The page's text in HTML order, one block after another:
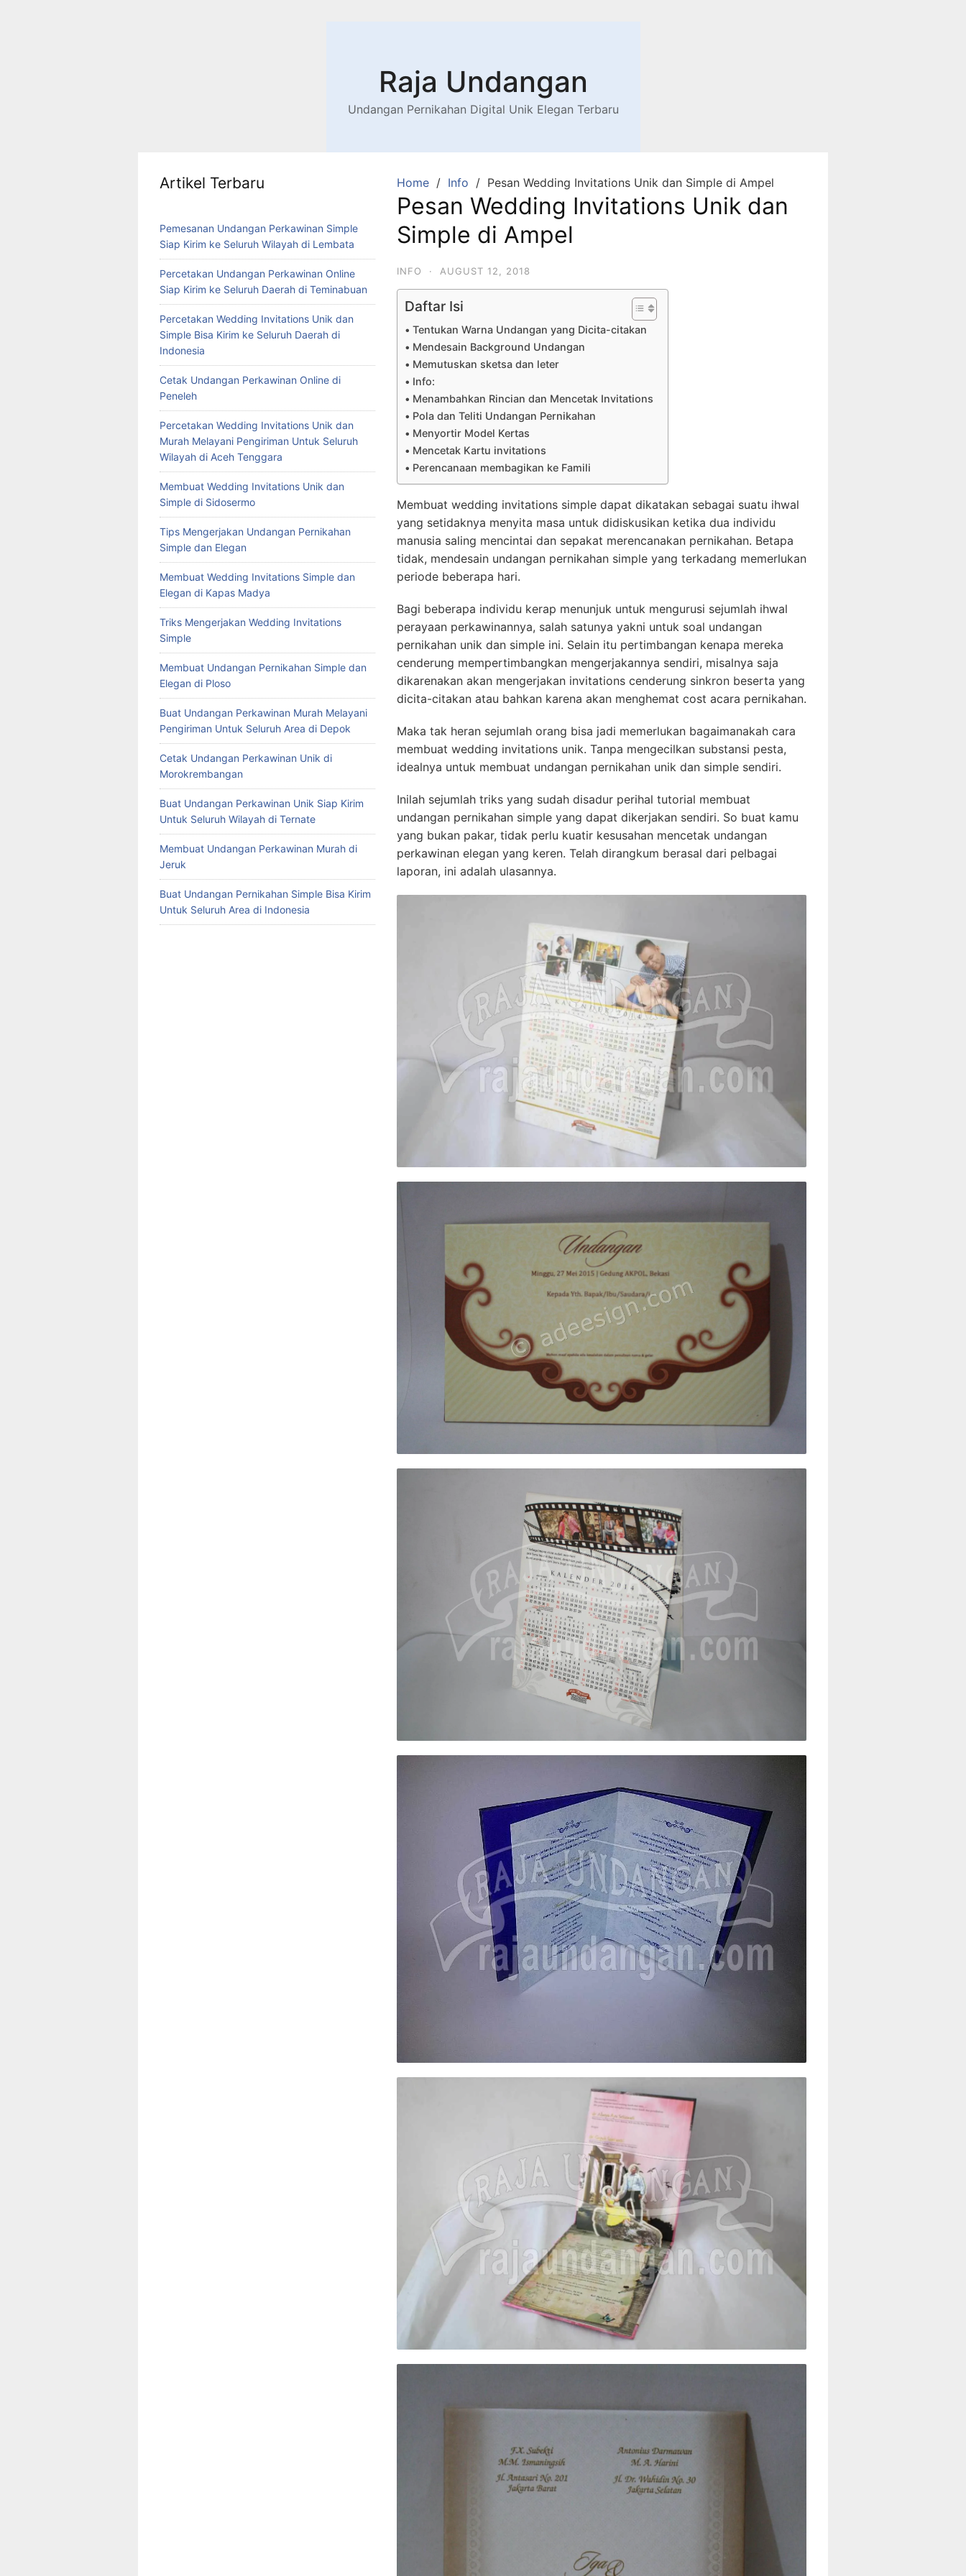
Raja Undangan
Undangan Pernikahan Digital Unik Elegan Terbaru
Home Info Pesan Wedding Invitations Unik dan Simple di Ampel
Pesan Wedding Invitations Unik dan
Simple di Ampel
INFO · AUGUST 12, 2018
Daftar Isi
Tentukan Warna Undangan yang Dicita-citakan
Mendesain Background Undangan
Memutuskan sketsa dan leter
Info:
Menambahkan Rincian dan Mencetak Invitations
Pola dan Teliti Undangan Pernikahan
Menyortir Model Kertas
Mencetak Kartu invitations
Perencanaan membagikan ke Famili
Membuat wedding invitations simple dapat dikatakan sebagai suatu ihwal
yang setidaknya menyita masa untuk didiskusikan ketika dua individu
manusia saling mencintai dan sepakat merencanakan pernikahan. Betapa
tidak, mendesain undangan pernikahan simple yang terkadang memerlukan
periode beberapa hari.
Bagi beberapa individu kerap menunjuk untuk mengurusi sejumlah ihwal
perayaan perkawinannya, salah satunya yakni untuk soal undangan
pernikahan unik dan simple ini. Selain itu pertimbangan kenapa mereka
cenderung mempertimbangkan mengerjakannya sendiri, misalnya saja
dikarenakan akan mengerjakan invitations cenderung sinkron beserta yang
dicita-citakan atau bahkan karena akan menghemat cost acara pernikahan.
Maka tak heran sejumlah orang bisa jadi memerlukan bagaimanakah cara
membuat wedding invitations unik. Tanpa mengecilkan substansi pesta,
idealnya untuk membuat undangan pernikahan unik dan simple sendiri.
Inilah sejumlah triks yang sudah disadur perihal tutorial membuat
undangan pernikahan simple yang dapat dikerjakan sendiri. So buat kamu
yang bukan pakar, tidak perlu kuatir kesusahan mencetak undangan
perkawinan elegan yang keren. Telah dirangkum berasal dari pelbagai
laporan, ini adalah ulasannya.
Artikel Terbaru
Pemesanan Undangan Perkawinan Simple
Siap Kirim ke Seluruh Wilayah di Lembata
Percetakan Undangan Perkawinan Online
Siap Kirim ke Seluruh Daerah di Teminabuan
Percetakan Wedding Invitations Unik dan
Simple Bisa Kirim ke Seluruh Daerah di
Indonesia
Cetak Undangan Perkawinan Online di
Peneleh
Percetakan Wedding Invitations Unik dan
Murah Melayani Pengiriman Untuk Seluruh
Wilayah di Aceh Tenggara
Membuat Wedding Invitations Unik dan
Simple di Sidosermo
Tips Mengerjakan Undangan Pernikahan
Simple dan Elegan
Membuat Wedding Invitations Simple dan
Elegan di Kapas Madya
Triks Mengerjakan Wedding Invitations
Simple
Membuat Undangan Pernikahan Simple dan
Elegan di Ploso
Buat Undangan Perkawinan Murah Melayani
Pengiriman Untuk Seluruh Area di Depok
Cetak Undangan Perkawinan Unik di
Morokrembangan
Buat Undangan Perkawinan Unik Siap Kirim
Untuk Seluruh Wilayah di Ternate
Membuat Undangan Perkawinan Murah di
Jeruk
Buat Undangan Pernikahan Simple Bisa Kirim
Untuk Seluruh Area di Indonesia